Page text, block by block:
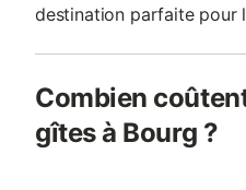
destination parfaite pour
Combien
gîtes à Bourg ?